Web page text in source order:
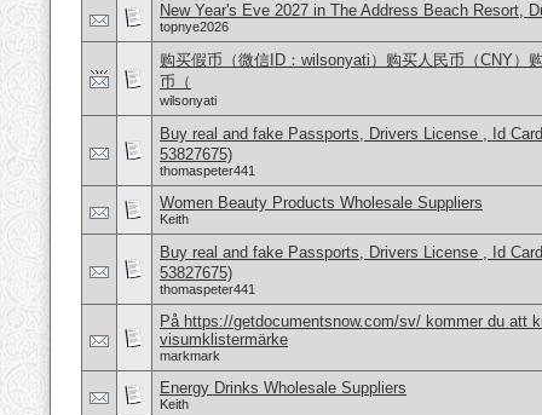
New Year's Eve 2027 in The Address Beach Resort,
topnye2026
购买假币（微信ID：wilsonyati）购买人民币（CNY）
币（
wilsonyati
Buy real and fake Passports, Drivers License , Id
53827675)
thomaspeter441
Women Beauty Products Wholesale Suppliers
Keith
Buy real and fake Passports, Drivers License , Id
53827675)
thomaspeter441
På https://getdocumentsnow.com/sv/ kommer du att
visumklistermärke
markmark
Energy Drinks Wholesale Suppliers
Keith